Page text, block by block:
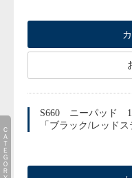
S660 ニーパッド
「ブラック/レッドス
ＣＡＴＥＧＯＲＹ